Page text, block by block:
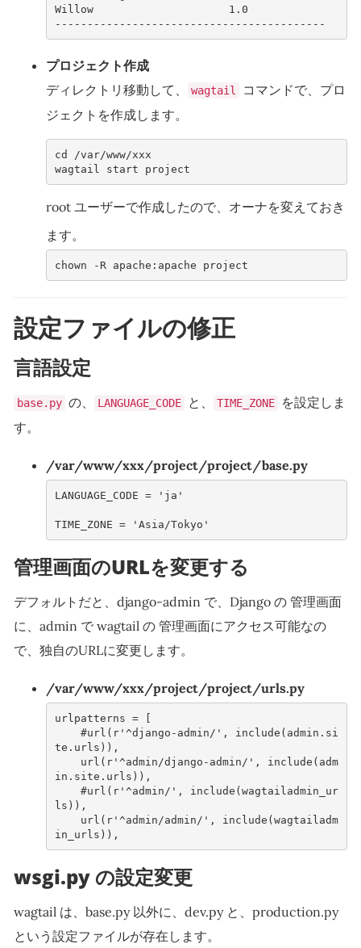
Willow                     1.0
------------------------------------------
プロジェクト作成
ディレクトリ移動して、
wagtail
コマンドで、プロ
ジェクトを作成します。
cd /var/www/xxx
wagtail start project
root ユーザーで作成したので、オーナを変えておき
ます。
chown -R apache:apache project
設定ファイルの修正
言語設定
base.py の、 LANGUAGE_CODE と、 TIME_ZONE
を設定しま
す。
/var/www/xxx/project/project/base.py
LANGUAGE_CODE = 'ja'
TIME_ZONE = 'Asia/Tokyo'
管理画面のURLを変更する
デフォルトだと、django-admin で、Django の 管理画面
に、admin で wagtail の 管理画面にアクセス可能なの
で、独自のURLに変更します。
/var/www/xxx/project/project/urls.py
urlpatterns =
[
#url(r'^django-admin/', include(admin.si
te.urls)),
url ( r'^admin/django-admin/' , include ( adm
in . site . urls )),
#url(r'^admin/', include(wagtailadmin_ur
ls)),
url ( r'^admin/admin/' , include (wagtailadm
in_urls )),
wsgi.py の設定変更
wagtail は、base.py 以外に、dev.py と、production.py
という設定ファイルが存在します。